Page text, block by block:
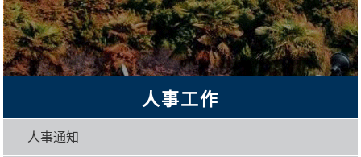
人事工作
人事通知